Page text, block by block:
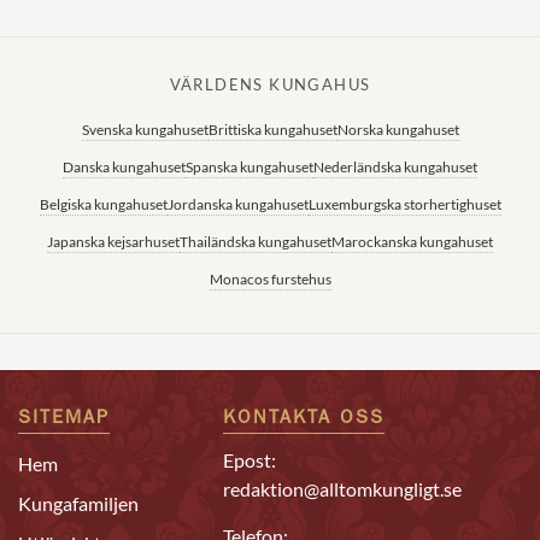
VÄRLDENS KUNGAHUS
Svenska kungahusetBrittiska kungahusetNorska kungahuset
Danska kungahusetSpanska kungahusetNederländska kungahuset
Belgiska kungahusetJordanska kungahusetLuxemburgska storhertighuset
Japanska kejsarhusetThailändska kungahusetMarockanska kungahuset
Monacos furstehus
SITEMAP
Hem
Kungafamiljen
KONTAKTA OSS
Epost:
redaktion@alltomkungligt.se